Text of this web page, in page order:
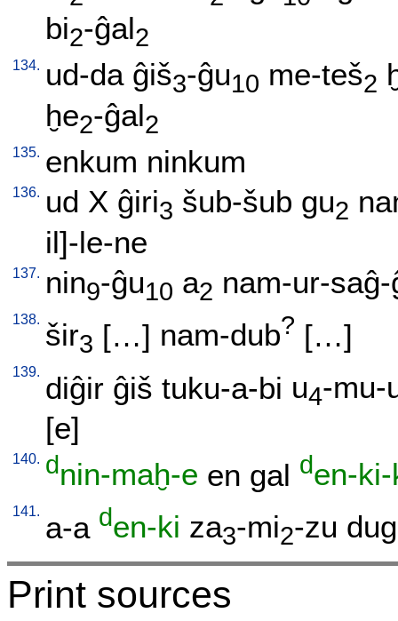
bi2-ĝal2
134. ud-da ĝiš3-ĝu10 me-teš2
ḫe2-ĝal2
135. enkum ninkum
136. ud X ĝiri3 šub-šub gu2
il]-le-ne
137. nin9-ĝu10 a2 nam-ur-saĝ-
138. šir3 […] nam-dub? […]
139. diĝir ĝiš tuku-a-bi u4-mu-
[e]
140. dnin-maḫ-e en gal den-
141. a-a den-ki za3-mi2-zu dug
Print sources